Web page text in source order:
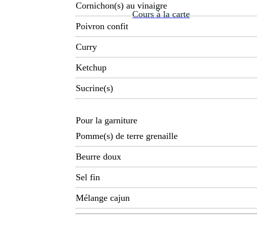
Cours à la carte
Cornichon(s) au vinaigre
Poivron confit
Curry
Ketchup
Sucrine(s)
Pour la garniture
Pomme(s) de terre grenaille
Beurre doux
Sel fin
Mélange cajun